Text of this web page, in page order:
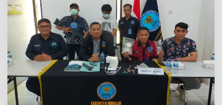
2
3
,
N
K